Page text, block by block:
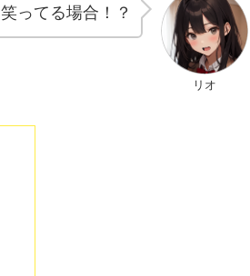
リオ
笑ってる場合！？